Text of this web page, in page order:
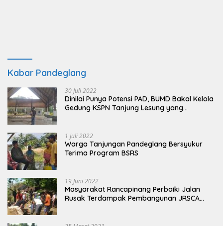
Kabar Pandeglang
30 Juli 2022
Dinilai Punya Potensi PAD, BUMD Bakal Kelola
Gedung KSPN Tanjung Lesung yang
1 Juli 2022
Warga Tanjungan Pandeglang Bersyukur
Terima Program BSRS
19 Juni 2022
Masyarakat Rancapinang Perbaiki Jalan
Rusak Terdampak Pembangunan JRSCA